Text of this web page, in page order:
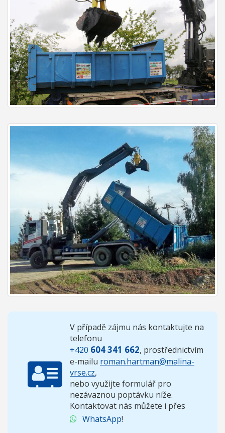
V případě zájmu nás kontaktujte na
telefonu
+420 604 341 662, prostřednictvím
e-mailu roman.hartman@malina-
vrse.cz,
nebo využijte formulář pro
nezávaznou poptávku níže.
Kontaktovat nás můžete i přes
WhatsApp!